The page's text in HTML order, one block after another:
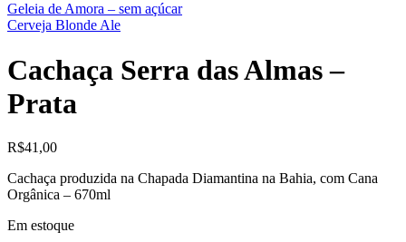
Geleia de Amora – sem açúcar
Cerveja Blonde Ale
Cachaça Serra das Almas –
Prata
R$41,00
Cachaça produzida na Chapada Diamantina na Bahia, com Cana
Orgânica – 670ml
Em estoque